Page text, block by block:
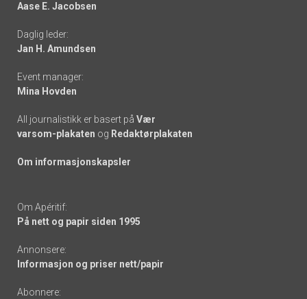
-
links
Aase E. Jacobsen
Daglig leder:
Jan H. Amundsen
Event manager:
Mina Hovden
All journalistikk er basert på Vær
varsom-plakaten og Redaktørplakaten
Om informasjonskapsler
Om Apéritif:
På nett og papir siden 1995
Annonsere:
Informasjon og priser nett/papir
Abonnere: